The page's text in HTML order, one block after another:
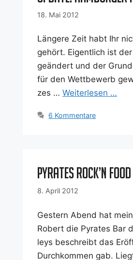
18. Mai 2012
Län­ge­re Zeit habt Ihr
gehört. Eigent­lich ist
geän­dert und der
für den Wett­be­werb
zes … Wei­ter­le­sen …
6 Kommentare
Pyrates Rock’n
8. April 2012
Ges­tern Abend hat
Robert die Pyra­tes Bar
leys beschreibt das
Durch­kom­men gab.